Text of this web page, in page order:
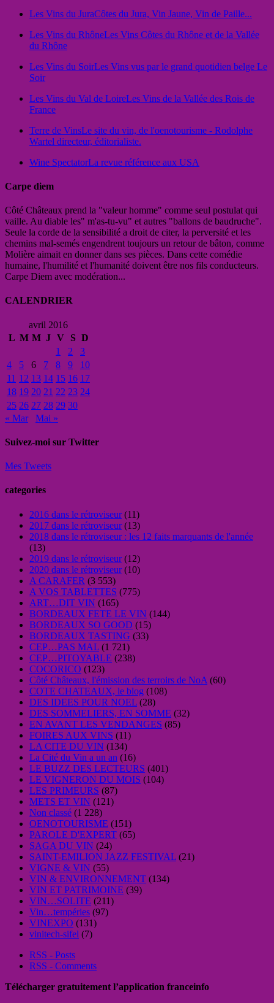
Les Vins du JuraCôtes du Jura, Vin Jaune, Vin de Paille...
Les Vins du RhôneLes Vins Côtes du Rhône et de la Vallée
du Rhône
Les Vins du SoirLes Vins vus par le grand quotidien belge Le
Soir
Les Vins du Val de LoireLes Vins de la Vallée des Rois de
France
Terre de VinsLe site du vin, de l'oenotourisme - Rodolphe
Wartel directeur, éditorialiste.
Wine SpectatorLa revue référence aux USA
Carpe diem
Côté Châteaux prend la "valeur homme" comme seul postulat qui
vaille. Au diable les" m'as-tu-vu" et autres "ballons de baudruche".
Seule la corde de la sensibilité a droit de citer, la perversité et les
chemins mal-semés engendrent toujours un retour de bâton, comme
Molière aimait en donner dans ses pièces. Dans cette comédie
humaine, l'humilité et l'humanité doivent être nos fils conducteurs.
Carpe Diem avec modération...
CALENDRIER
avril 2016
L M M J V S D
1
2
3
4
5 6 7 8 9
10
11 12 13 14 15 16 17
18 19 20 21 22 23 24
25 26 27 28 29 30
« Mar
Mai »
Suivez-moi sur Twitter
Mes Tweets
categories
2016 dans le rétroviseur(11)
2017 dans le rétroviseur(13)
2018 dans le rétroviseur : les 12 faits marquants de l'année
(13)
2019 dans le rétroviseur(12)
2020 dans le rétroviseur(10)
A CARAFER (3 553)
A VOS TABLETTES (775)
ART…DIT VIN (165)
BORDEAUX FETE LE VIN (144)
BORDEAUX SO GOOD (15)
BORDEAUX TASTING (33)
CEP…PAS MAL (1 721)
CEP…PITOYABLE (238)
COCORICO (123)
Côté Châteaux, l'émission des terroirs de NoA (60)
COTE CHATEAUX, le blog (108)
DES IDEES POUR NOEL (28)
DES SOMMELIERS, EN SOMME (32)
EN AVANT LES VENDANGES (85)
FOIRES AUX VINS (11)
LA CITE DU VIN (134)
La Cité du Vin a un an (16)
LE BUZZ DES LECTEURS (401)
LE VIGNERON DU MOIS (104)
LES PRIMEURS (87)
METS ET VIN (121)
Non classé (1 228)
OENOTOURISME (151)
PAROLE D'EXPERT (65)
SAGA DU VIN (24)
SAINT-EMILION JAZZ FESTIVAL (21)
VIGNE & VIN (55)
VIN & ENVIRONNEMENT (134)
VIN ET PATRIMOINE (39)
VIN…SOLITE (211)
Vin…tempéries (97)
VINEXPO (131)
vinitech-sifel (7)
RSS - Posts
RSS - Comments
Télécharger gratuitement l’application franceinfo